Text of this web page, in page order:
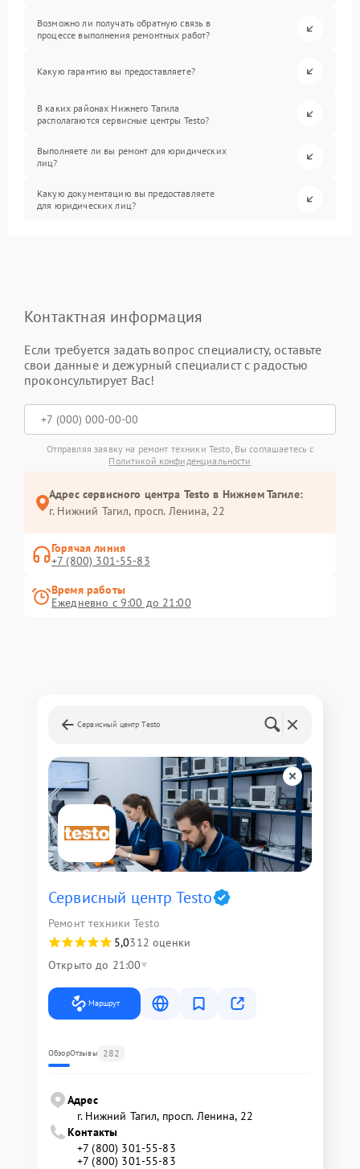
Возможно ли получать обратную связь в
процессе выполнения ремонтных работ?
Какую гарантию вы предоставляете?
В каких районах Нижнего Тагила
располагаются сервисные центры Testo?
Выполняете ли вы ремонт для юридических
лиц?
Какую документацию вы предоставляете
для юридических лиц?
Контактная информация
Если требуется задать вопрос специалисту, оставьте
свои данные и дежурный специалист с радостью
проконсультирует Вас!
Отправляя заявку на ремонт техники Testo, Вы соглашаетесь с
Политикой конфиденциальности
Адрес сервисного центра Testo в Нижнем Тагиле:
г. Нижний Тагил, просп. Ленина, 22
Горячая линия
+7 (800) 301-55-83
Время работы
Ежедневно с 9:00 до 21:00
Сервисный центр Testo
Сервисный центр Testo
Ремонт техники Testo
5,0312 оценки
Открыто до 21:00
Маршрут
ОбзорОтзывы 282
Адрес
г. Нижний Тагил, просп. Ленина, 22
Контакты
+7 (800) 301-55-83
+7 (800) 301-55-83